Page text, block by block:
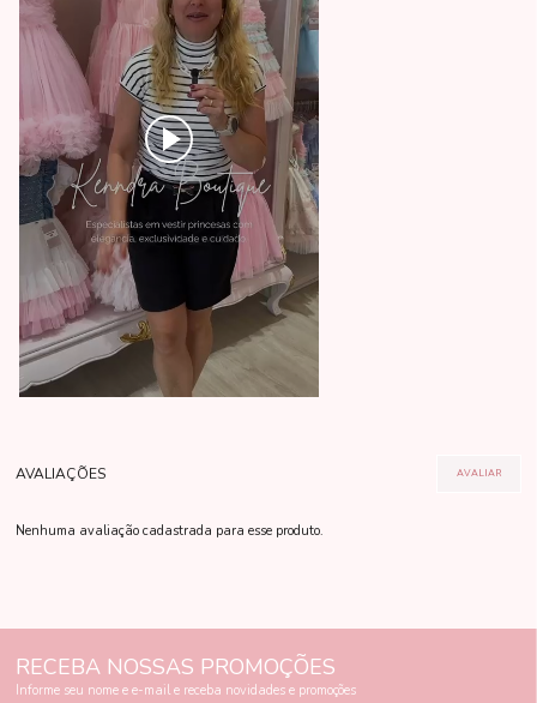
Nenhuma avaliação cadastrada para esse produto.
RECEBA NOSSAS PROMOÇÕES
Informe seu nome e e-mail e receba novidades e promoções